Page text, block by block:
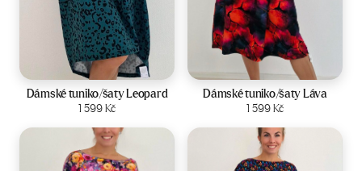
Velikost:44-50
Dámské tuniko/šaty Leopard
1 599Kč
Zobrazit produkt
Velikost: 44-50
Dámské tuniko/šaty Láva
1 599Kč
Zobrazit produkt